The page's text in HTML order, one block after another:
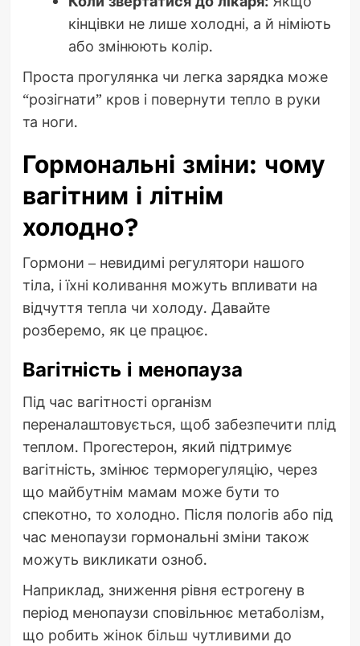
кінцівки не лише холодні, а й німіють
або змінюють колір.
Проста прогулянка чи легка зарядка може
“розігнати” кров і повернути тепло в руки
та ноги.
Гормональні зміни: чому
вагітним і літнім
холодно?
Гормони – невидимі регулятори нашого
тіла, і їхні коливання можуть впливати на
відчуття тепла чи холоду. Давайте
розберемо, як це працює.
Вагітність і менопауза
Під час вагітності організм
переналаштовується, щоб забезпечити плід
теплом. Прогестерон, який підтримує
вагітність, змінює терморегуляцію, через
що майбутнім мамам може бути то
спекотно, то холодно. Після пологів або під
час менопаузи гормональні зміни також
можуть викликати озноб.
Наприклад, зниження рівня естрогену в
період менопаузи сповільнює метаболізм,
що робить жінок більш чутливими до